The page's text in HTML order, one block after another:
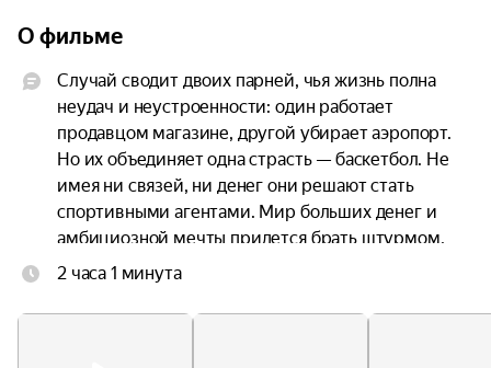
О фильме
Случай сводит двоих парней, чья жизнь полна
неудач и неустроенности: один работает
продавцом магазине, другой убирает аэропорт.
Но их объединяет одна страсть — баскетбол. Не
имея ни связей, ни денег они решают стать
спортивными агентами. Мир больших денег и
амбициозной мечты придется брать штурмом,
главное — чтобы хватило смекалки, упорства,
самой безвыходной ситуации.
2 часа 1 минута